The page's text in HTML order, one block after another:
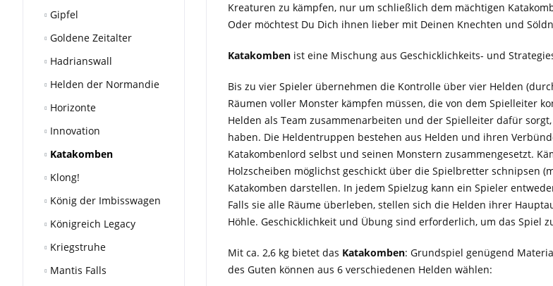
Gipfel
Goldene Zeitalter
Hadrianswall
Helden der Normandie
Horizonte
Innovation
Katakomben
Klong!
König der Imbisswagen
Königreich Legacy
Kriegstruhe
Mantis Falls
Kreaturen zu kämpfen, nur um schließlich dem mächtigen
Oder möchtest Du Dich ihnen lieber mit Deinen Knechten und
Katakomben ist eine Mischung aus Geschicklichkeits- und
Bis zu vier Spieler übernehmen die Kontrolle über vier Helden
Räumen voller Monster kämpfen müssen, die von dem Spielleiter
Helden als Team zusammenarbeiten und der Spielleiter dafür
haben. Die Heldentruppen bestehen aus Helden und ihren
Katakombenlord selbst und seinen Monstern zusammengesetzt.
Holzscheiben möglichst geschickt über die Spielbretter schnipsen
Katakomben darstellen. In jedem Spielzug kann ein Spieler
Falls sie alle Räume überleben, stellen sich die Helden ihrer
Höhle. Geschicklichkeit und Übung sind erforderlich, um das Spiel
Mit ca. 2,6 kg bietet das Katakomben: Grundspiel genügend
des Guten können aus 6 verschiedenen Helden wählen: